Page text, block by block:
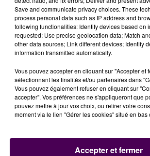
Save and communicate privacy choices. These
process personal data such as IP address and
following functionalities: Identify devices based on
requested; Use precise geolocation data; Match
other data sources; Link different devices; Identify
information transmitted automatically.
Vous pouvez accepter en cliquant sur "Accepter et
sélectionnant les finalités et/ou partenaires dans
Vous pouvez également refuser en cliquant sur
accepter". Vos préférences ne s'appliqueront que
pouvez mettre à jour vos choix, ou retirer votre
moment via le lien "Gérer les cookies" situé en bas
Accepter et fermer